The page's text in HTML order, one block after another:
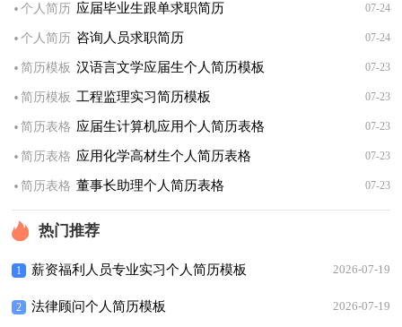
·个人简历 应届毕业生跟单求职简历 07-24
·个人简历 咨询人员求职简历 07-24
·简历模板 汉语言文学应届生个人简历模板 07-23
·简历模板 工程监理实习简历模板 07-23
·简历表格 应届生计算机应用个人简历表格 07-23
·简历表格 应用化学高材生个人简历表格 07-23
·简历表格 董事长助理个人简历表格 07-23
热门推荐
1 2026-07-19
薪资福利人员专业实习个人简历模板
2 2026-07-19
法律顾问个人简历模板